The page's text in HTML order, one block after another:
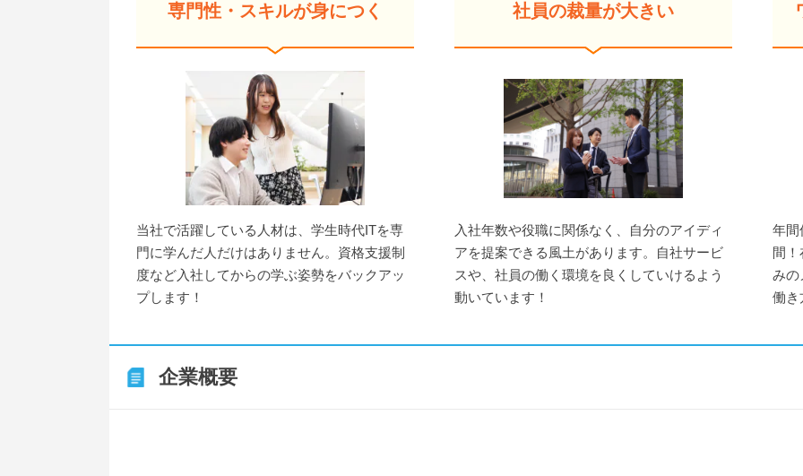
専門性・スキルが身につく
当社で活躍している人材は、学生時代ITを専
門に学んだ人だけはありません。資格支援制
度など入社してからの学ぶ姿勢をバックアッ
プします！
社員の裁量が大きい
入社年数や役職に関係なく、自分のアイディ
アを提案できる風土があります。自社サービ
スや、社員の働く環境を良くしていけるよう
動いています！
年間
間
みの
働き
企業概要